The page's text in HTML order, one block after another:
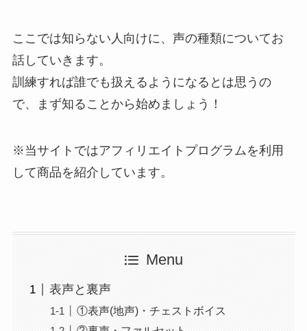
ここでは知らない人向けに、声の種類についてお
話していきます。
訓練すれば誰でも扱えるようになるとは思うの
で、まず知ることから始めましょう！
※当サイトではアフィリエイトプログラムを利用
して商品を紹介しています。
Menu
表声と裏声
①表声(地声)・チェストボイス